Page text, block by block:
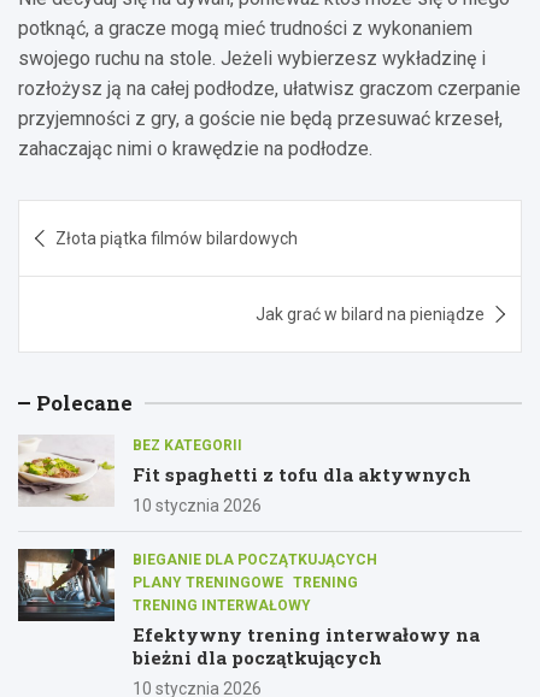
potknąć, a gracze mogą mieć trudności z wykonaniem
swojego ruchu na stole. Jeżeli wybierzesz wykładzinę i
rozłożysz ją na całej podłodze, ułatwisz graczom czerpanie
przyjemności z gry, a goście nie będą przesuwać krzeseł,
zahaczając nimi o krawędzie na podłodze.
wpisu
Złota piątka filmów bilardowych
Jak grać w bilard na pieniądze
Polecane
BEZ KATEGORII
Fit spaghetti z tofu dla aktywnych
10 stycznia 2026
BIEGANIE DLA POCZĄTKUJĄCYCH
PLANY TRENINGOWE TRENING
TRENING INTERWAŁOWY
Efektywny trening interwałowy na
bieżni dla początkujących
10 stycznia 2026